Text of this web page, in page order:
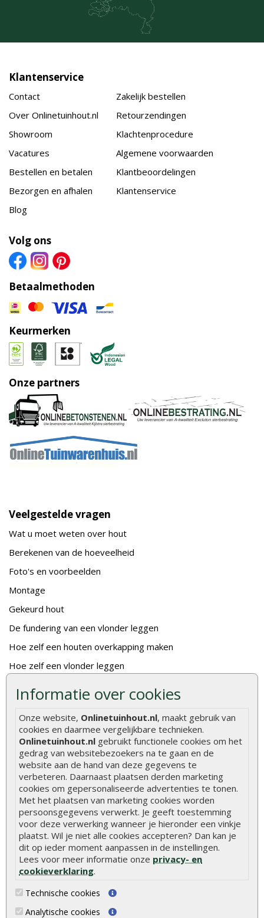
Informatie over cookies
Onze website, Onlinetuinhout.nl, maakt gebruik van
cookies en daarmee vergelijkbare technieken.
Onlinetuinhout.nl gebruikt functionele cookies om het
gedrag van websitebezoekers na te gaan en de
website aan de hand van deze gegevens te
verbeteren. Daarnaast plaatsen derden marketing
cookies om gepersonaliseerde advertenties te tonen.
Met het plaatsen van marketing cookies worden
persoonsgegevens verwerkt. Je geeft toestemming
voor deze verwerking wanneer je hieronder een vinkje
plaatst. Wil je niet alle cookies accepteren? Dan kan je
dit op ieder moment aanpassen in de instellingen.
Lees voor meer informatie onze privacy- en
cookieverklaring.
Technische cookies
Analytische cookies
Klantenservice
Contact
Over Onlinetuinhout.nl
Showroom
Vacatures
Bestellen en betalen
Bezorgen en afhalen
Blog
Zakelijk bestellen
Retourzendingen
Klachtenprocedure
Algemene voorwaarden
Klantbeoordelingen
Klantenservice
Volg ons
Betaalmethoden
Keurmerken
Onze partners
Veelgestelde vragen
Wat u moet weten over hout
Berekenen van de hoeveelheid
Foto's en voorbeelden
Montage
Gekeurd hout
De fundering van een vlonder leggen
Hoe zelf een houten overkapping maken
Hoe zelf een vlonder leggen
Hoe betonpaal plaatsen
De 9 beste tuinschermen van Onlinetuinhout.nl
Stijlvolle houtsoorten voor in de tuin
Duurzame tuin
Welke palen voor een schapenhek
Alle populaire categorieën
Tuinhout
Schutting
Vlonderplanken
Tuinpalen
Tuinhekken
Tuindeuren
Tuinschermen
Steigerplanken
Douglas hout